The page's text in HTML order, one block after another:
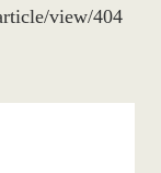
view/404